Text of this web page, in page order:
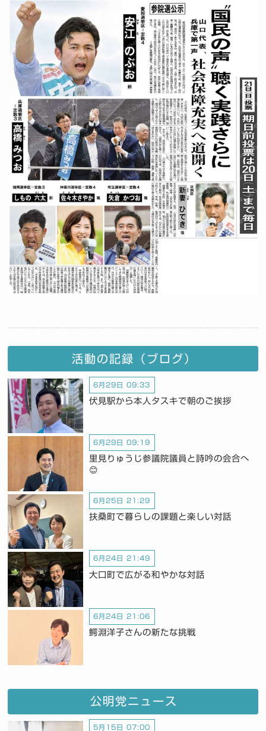
活動の記録（ブログ）
6月29日 09:33
伏見駅から本人タスキで朝のご挨拶
6月29日 09:19
里見りゅうじ参議院議員と詩吟の会合へ
😊
6月25日 21:29
扶桑町で暮らしの課題と楽しい対話
6月24日 21:49
大口町で広がる和やかな対話
6月24日 21:06
鰐淵洋子さんの新たな挑戦
公明党ニュース
5月15日 07:00